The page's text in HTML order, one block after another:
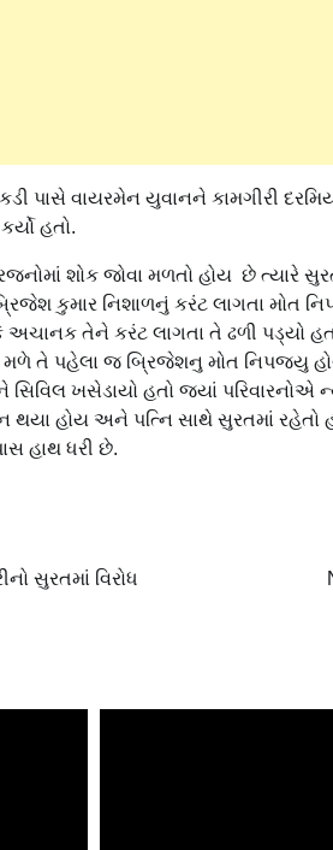
પાસે વાયરમેન યુવાનને કામગીરી
હતો.
શોક જોવા મળતો હોય છે ત્યારે
કુમાર નિશાળનું કરંટ લાગતા મોત
તેને કરંટ લાગતા તે ઢળી પડ્યો
મળે તે પહેલા જ બ્રિજેશનુ મોત નિપજ્યુ
ખસેડાયો હતો જ્યાં પરિવારનોએ
થયા હોય અને પત્નિ સાથે સુરતમાં
હાથ ધરી છે.
સુરતમાં વિરોધ